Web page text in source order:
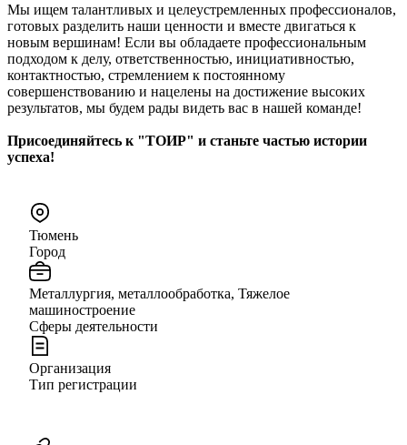
Мы ищем талантливых и целеустремленных профессионалов,
готовых разделить наши ценности и вместе двигаться к
новым вершинам! Если вы обладаете профессиональным
подходом к делу, ответственностью, инициативностью,
контактностью, стремлением к постоянному
совершенствованию и нацелены на достижение высоких
результатов, мы будем рады видеть вас в нашей команде!
Присоединяйтесь к "ТОИР" и станьте частью истории
успеха!
Тюмень
Город
Металлургия, металлообработка, Тяжелое
машиностроение
Сферы деятельности
Организация
Тип регистрации